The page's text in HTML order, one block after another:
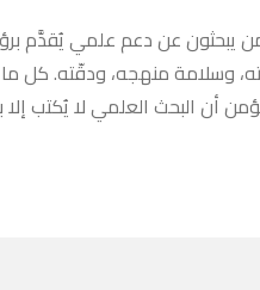
يبحثون عن دعم علمي يُقدَّم
وسلامة منهجه، ودقّته.
أن البحث العلمي لا يُكتب